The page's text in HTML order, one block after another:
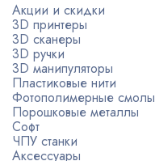
Акции и скидки
3D принтеры
3D сканеры
3D ручки
3D манипуляторы
Пластиковые нити
Фотополимерные смолы
Порошковые металлы
Софт
ЧПУ станки
Аксессуары